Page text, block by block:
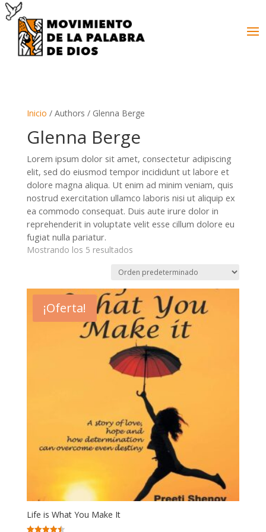
Inicio / Authors / Glenna Berge
Glenna Berge
Lorem ipsum dolor sit amet, consectetur adipiscing
elit, sed do eiusmod tempor incididunt ut labore et
dolore magna aliqua. Ut enim ad minim veniam, quis
nostrud exercitation ullamco laboris nisi ut aliquip ex
ea commodo consequat. Duis aute irure dolor in
reprehenderit in voluptate velit esse cillum dolore eu
fugiat nulla pariatur.
Mostrando los 5 resultados
¡Oferta!
Life is What You Make It